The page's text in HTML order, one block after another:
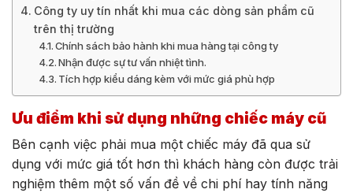
Công ty uy tín nhất khi mua các dòng sản phẩm cũ
trên thị trường
Chính sách bảo hành khi mua hàng tại công ty
Nhận được sự tư vấn nhiệt tình.
Tích hợp kiểu dáng kèm với mức giá phù hợp
Ưu điểm khi sử dụng những chiếc máy cũ
Bên cạnh việc phải mua một chiếc máy đã qua sử
dụng với mức giá tốt hơn thì khách hàng còn được trải
nghiệm thêm một số vấn đề về chi phí hay tính năng